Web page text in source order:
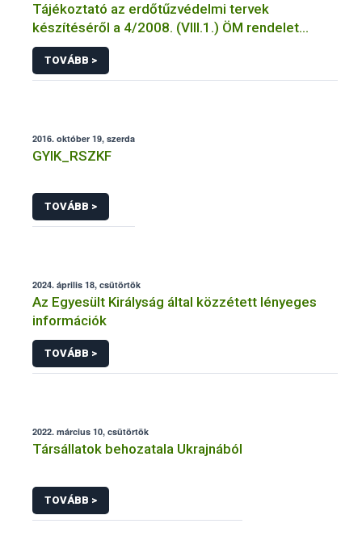
Tájékoztató az erdőtűzvédelmi tervek
készítéséről a 4/2008. (VIII.1.) ÖM rendelet
előírásai alapján
TOVÁBB >
2016. október 19, szerda
GYIK_RSZKF
TOVÁBB >
2024. április 18, csütörtök
Az Egyesült Királyság által közzétett lényeges
információk
TOVÁBB >
2022. március 10, csütörtök
Társállatok behozatala Ukrajnából
TOVÁBB >